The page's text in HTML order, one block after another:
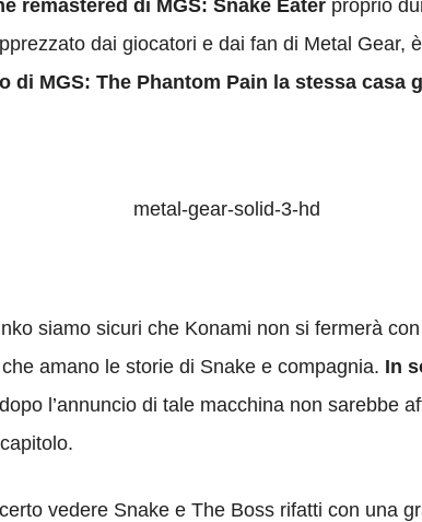
remastered di MGS: Snake Eater proprio
dai giocatori e dai fan di Metal Gear,
di MGS: The Phantom Pain la stessa casa
siamo sicuri che Konami non si fermerà
amano le storie di Snake e compagnia. In
l’annuncio di tale macchina non sarebbe
vedere Snake e The Boss rifatti con una